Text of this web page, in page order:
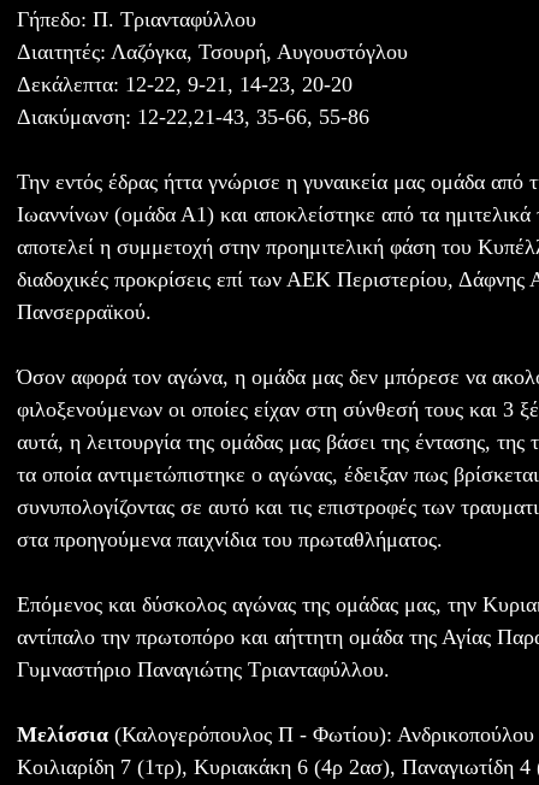
Γήπεδο: Π. Τριανταφύλλου
Διαιτητές: Λαζόγκα, Τσουρή, Αυγουστόγλου
Δεκάλεπτα: 12-22, 9-21, 14-23, 20-20
Διακύμανση: 12-22,21-43, 35-66, 55-86
Την εντός έδρας ήττα γνώρισε η γυναικεία μας ομάδα από
Ιωαννίνων (ομάδα Α1) και αποκλείστηκε από τα ημιτελικά
αποτελεί η συμμετοχή στην προημιτελική φάση του
διαδοχικές προκρίσεις επί των ΑΕΚ Περιστερίου, Δάφνης
Πανσερραϊκού.
Όσον αφορά τον αγώνα, η ομάδα μας δεν μπόρεσε να
φιλοξενούμενων οι οποίες είχαν στη σύνθεσή τους και 3
αυτά, η λειτουργία της ομάδας μας βάσει της έντασης, της
τα οποία αντιμετώπιστηκε ο αγώνας, έδειξαν πως
συνυπολογίζοντας σε αυτό και τις επιστροφές των
στα προηγούμενα παιχνίδια του πρωταθλήματος.
Επόμενος και δύσκολος αγώνας της ομάδας μας, την
αντίπαλο την πρωτοπόρο και αήττητη ομάδα της Αγίας
Γυμναστήριο Παναγιώτης Τριανταφύλλου.
Μελίσσια (Καλογερόπουλος Π - Φωτίου):
Κοιλιαρίδη 7 (1τρ), Κυριακάκη 6 (4ρ 2ασ), Παναγιωτίδη